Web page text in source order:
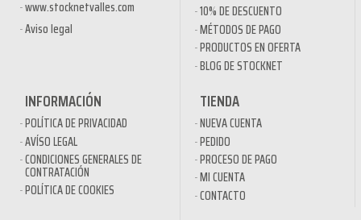
www.stocknetvalles.com
Aviso legal
10% DE DESCUENTO
MÉTODOS DE PAGO
PRODUCTOS EN OFERTA
BLOG DE STOCKNET
INFORMACIÓN
POLÍTICA DE PRIVACIDAD
AVÍSO LEGAL
CONDICIONES GENERALES DE
CONTRATACIÓN
POLÍTICA DE COOKIES
TIENDA
NUEVA CUENTA
PEDIDO
PROCESO DE PAGO
MI CUENTA
CONTACTO